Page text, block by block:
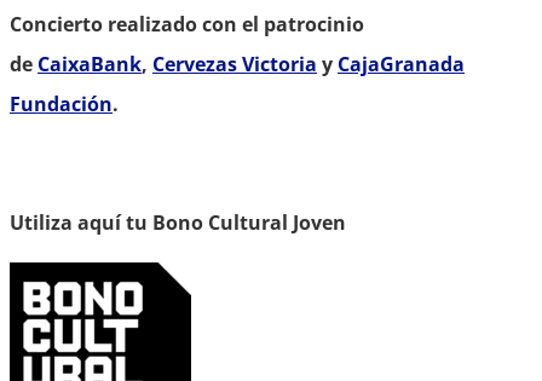
Concierto realizado con el patrocinio
de CaixaBank, Cervezas Victoria y CajaGranada
Fundación.
Utiliza aquí tu Bono Cultural Joven